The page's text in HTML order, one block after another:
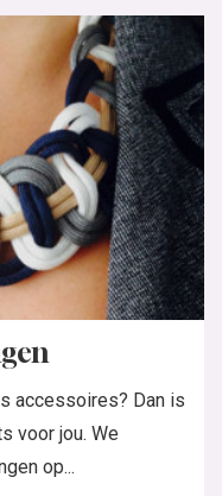
accessoires? Dan is
voor jou. We
op...